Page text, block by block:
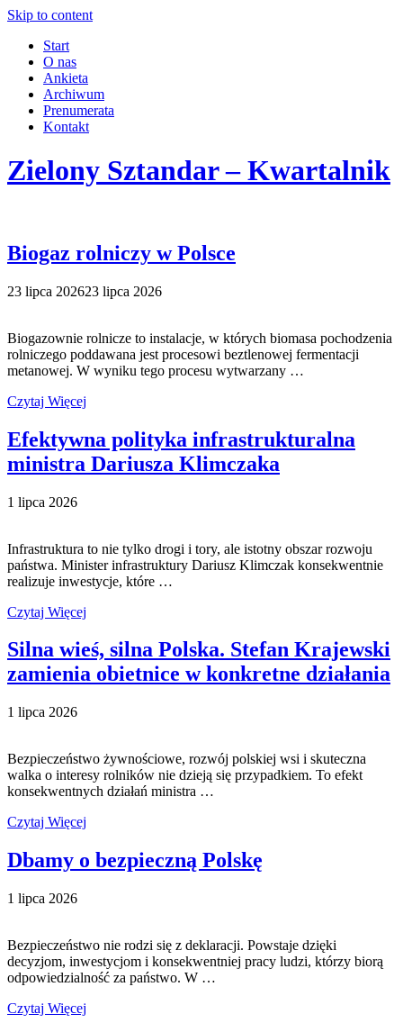
Skip to content
Start
O nas
Ankieta
Archiwum
Prenumerata
Kontakt
Zielony Sztandar – Kwartalnik
Biogaz rolniczy w Polsce
23 lipca 202623 lipca 2026
Biogazownie rolnicze to instalacje, w których biomasa pochodzenia
rolniczego poddawana jest procesowi beztlenowej fermentacji
metanowej. W wyniku tego procesu wytwarzany …
Czytaj Więcej
Efektywna polityka infrastrukturalna
ministra Dariusza Klimczaka
1 lipca 2026
Infrastruktura to nie tylko drogi i tory, ale istotny obszar rozwoju
państwa. Minister infrastruktury Dariusz Klimczak konsekwentnie
realizuje inwestycje, które …
Czytaj Więcej
Silna wieś, silna Polska. Stefan Krajewski
zamienia obietnice w konkretne działania
1 lipca 2026
Bezpieczeństwo żywnościowe, rozwój polskiej wsi i skuteczna
walka o interesy rolników nie dzieją się przypadkiem. To efekt
konsekwentnych działań ministra …
Czytaj Więcej
Dbamy o bezpieczną Polskę
1 lipca 2026
Bezpieczeństwo nie rodzi się z deklaracji. Powstaje dzięki
decyzjom, inwestycjom i konsekwentniej pracy ludzi, którzy biorą
odpowiedzialność za państwo. W …
Czytaj Więcej